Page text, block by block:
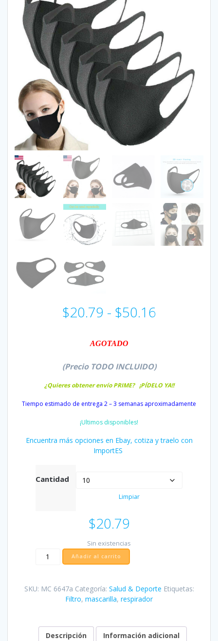
$20.79 - $50.16
hasta
$50.16
AGOTADO
(Precio TODO INCLUIDO)
¿Quieres obtener envío PRIME? ¡PÍDELO YA!!
Tiempo estimado de entrega 2 – 3 semanas aproximadamente
¡Ultimos disponibles!
Encuentra más opciones en Ebay, cotiza y traelo con
ImportES
Cantidad
Limpiar
$20.79
Sin existencias
Reusable
Face
Añadir al carrito
SKU: MC 6647a Categoría: Salud & Deporte Etiquetas:
Filtro, mascarilla, respirador
Descripción
Información adicional